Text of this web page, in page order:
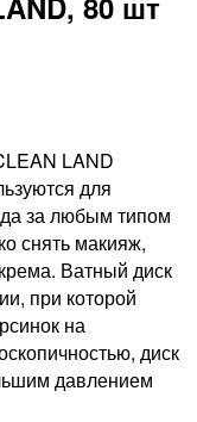
LAND
для
за любым типом
снять макияж,
Ватный диск
при которой
на
диск
давлением